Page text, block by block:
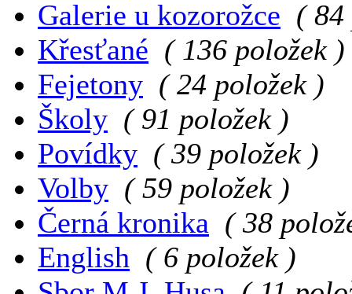
Galerie u kozorožce ( 84
Křesťané ( 136 položek )
Fejetony ( 24 položek )
Školy ( 91 položek )
Povídky ( 39 položek )
Volby ( 59 položek )
Černá kronika ( 38
English ( 6 položek )